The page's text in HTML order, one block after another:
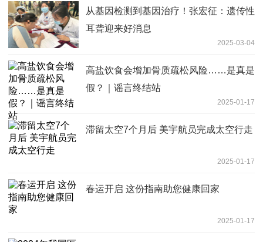
从基因检测到基因治疗！张宏征：遗传性
耳聋迎来好消息
2025-03-04
高盐饮食会增加骨质疏松风险……是真是
假？｜谣言终结站
2025-01-17
滞留太空7个月后 美宇航员完成太空行走
2025-01-17
春运开启 这份指南助您健康回家
2025-01-17